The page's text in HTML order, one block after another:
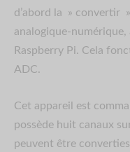
d’abord la » convertir
analogique-numérique,
Raspberry Pi. Cela
ADC.
Cet appareil est
possède huit canaux
peuvent être